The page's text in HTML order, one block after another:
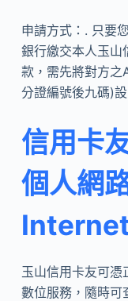
申請方式：. 只要
銀行繳交本人玉山
款，需先將對方
分證編號後九碼)
信用卡
個人網
玉山信用卡友可憑
數位服務，隨時可